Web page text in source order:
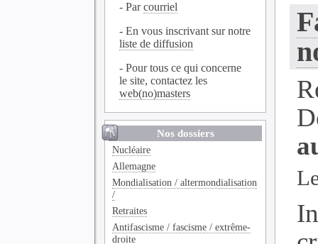
- Parcourriel
- En vous inscrivant sur notre
liste de diffusion
- Pour tous ce qui concerne
le site, contactez les
web(no)masters
Nos dossiers
Nucléaire
Allemagne
Mondialisation / altermondialisation
/
Retraites
Antifascisme / fascisme / extrême-
droite